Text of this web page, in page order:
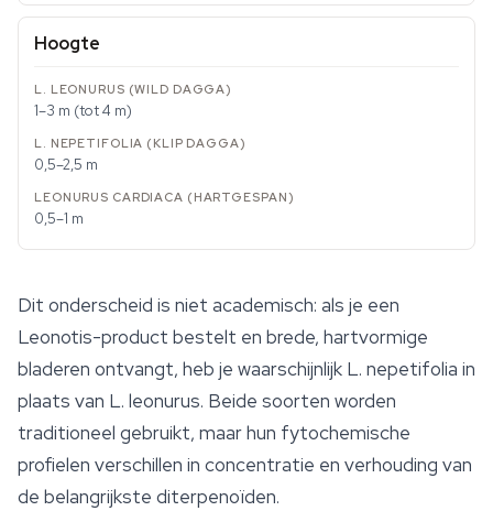
Hoogte
1–3 m (tot 4 m)
0,5–2,5 m
0,5–1 m
Dit onderscheid is niet academisch: als je een
Leonotis-product bestelt en brede, hartvormige
bladeren ontvangt, heb je waarschijnlijk L. nepetifolia in
plaats van L. leonurus. Beide soorten worden
traditioneel gebruikt, maar hun fytochemische
profielen verschillen in concentratie en verhouding van
de belangrijkste diterpenoïden.